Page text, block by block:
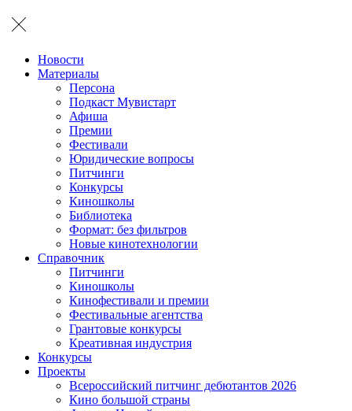
Новости
Материалы
Персона
Подкаст Мувистарт
Афиша
Премии
Фестивали
Юридические вопросы
Питчинги
Конкурсы
Киношколы
Библиотека
Формат: без фильтров
Новые кинотехнологии
Справочник
Питчинги
Киношколы
Кинофестивали и премии
Фестивальные агентства
Грантовые конкурсы
Креативная индустрия
Конкурсы
Проекты
Всероссийский питчинг дебютантов 2026
Кино большой страны